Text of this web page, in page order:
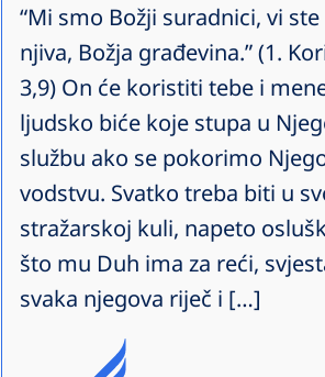
“Mi smo Božji suradnici, vi ste
njiva, Božja građevina.” (1.
3,9) On će koristiti tebe i
ljudsko biće koje stupa u
službu ako se pokorimo
vodstvu. Svatko treba biti u
stražarskoj kuli, napeto
što mu Duh ima za reći,
svaka njegova riječ i […]